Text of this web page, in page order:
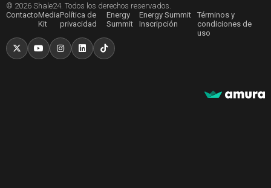
© 2026 Shale24. Todos los derechos reservados.
ContactoMedia
Kit
Política de
privacidad
Energy
Summit
Energy Summit
Inscripción
Términos y
condiciones de
uso